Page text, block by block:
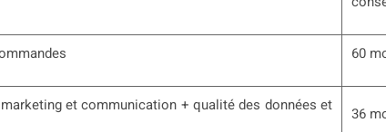
60
et communication + qualitédes données et
36